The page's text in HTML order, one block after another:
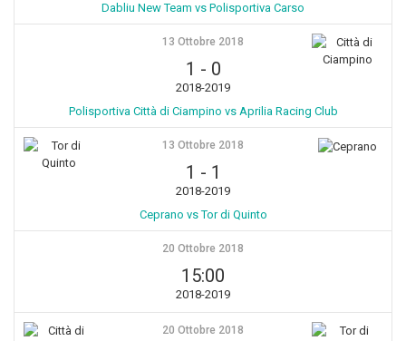
Dabliu New Team vs Polisportiva Carso
13 Ottobre 2018
1 - 0
2018-2019
Polisportiva Città di Ciampino vs Aprilia Racing Club
13 Ottobre 2018
1 - 1
2018-2019
Ceprano vs Tor di Quinto
20 Ottobre 2018
15:00
2018-2019
20 Ottobre 2018